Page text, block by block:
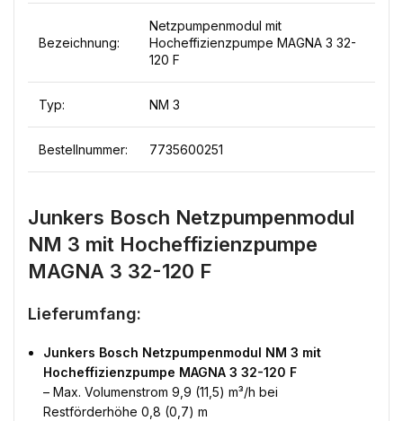
Bezeichnung:
Netzpumpenmodul mit
Hocheffizienzpumpe MAGNA 3 32-
120 F
Typ: NM 3
Bestellnummer: 7735600251
Junkers Bosch Netzpumpenmodul
NM 3 mit Hocheffizienzpumpe
MAGNA 3 32-120 F
Lieferumfang:
Junkers Bosch Netzpumpenmodul NM 3 mit
Hocheffizienzpumpe MAGNA 3 32-120 F
– Max. Volumenstrom 9,9 (11,5) m³/h bei
Restförderhöhe 0,8 (0,7) m